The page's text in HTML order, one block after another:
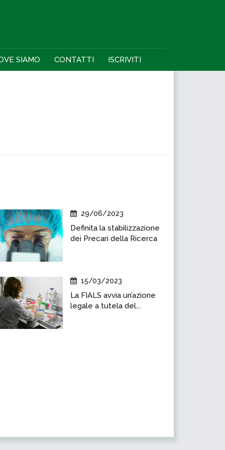
SIAMO CONTATTI ISCRIVITI
29/06/2023
Definita la stabilizzazione
dei Precari della Ricerca
15/03/2023
La FIALS avvia un’azione
legale a tutela del...